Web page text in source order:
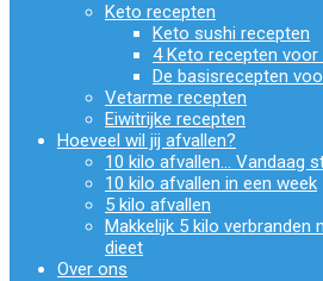
Keto recepten
Keto sushi recepten
4 Keto recepten
De basisrecepten
Vetarme recepten
Eiwitrijke recepten
Hoeveel wil jij afvallen?
10 kilo afvallen… Vandaag
10 kilo afvallen in een week
5 kilo afvallen
Makkelijk 5 kilo verbranden
dieet
Over ons